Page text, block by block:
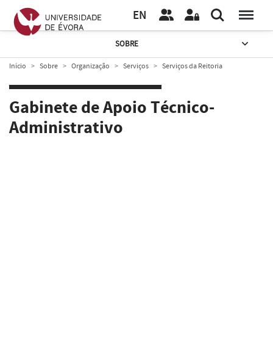
EN
SOBRE
Início Sobre Organização Serviços Serviços da Reitoria
Gabinete de Apoio Técnico-
Administrativo